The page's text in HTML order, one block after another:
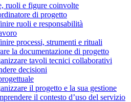
ruoli e figure coinvolte
di progetto
ruoli e responsabilità
processi, strumenti e rituali
la documentazione di progetto
tavoli tecnici collaborativi
decisioni
il progetto e la sua gestione
il contesto d’uso del servizio